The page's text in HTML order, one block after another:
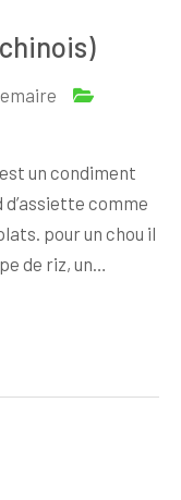
un condiment
comme
pour un chou il
de riz, un…